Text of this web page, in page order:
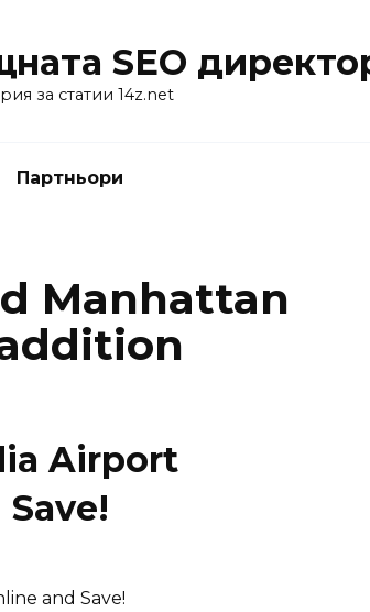
SEO
за статии 14z.net
Партньори
Manhattan
Airport
and Save!